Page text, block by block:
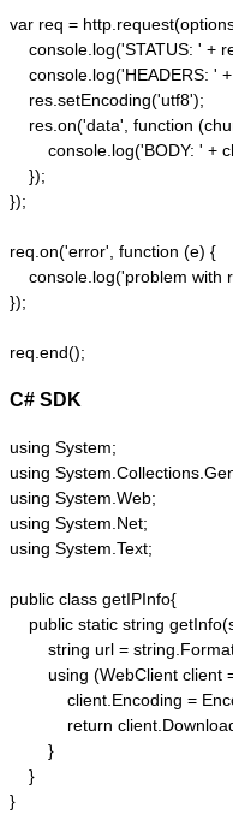
var req =
console.log('STATUS: ' +
console.log('HEADERS: '
    res.setEncoding('utf8');
res.on('data', function
console.log('BODY: ' +
    });
});
req.on('error', function (e) {
console.log('problem with
});
C# SDK
using System;
using
using System.Web;
using System.Net;
using System.Text;
public class getIPInfo{
public static string
string url =
using (WebClient
client.Encoding =
return
        }
    }
}